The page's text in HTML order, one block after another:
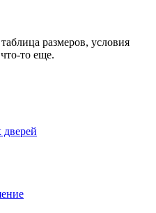
размеров, условия
то еще.